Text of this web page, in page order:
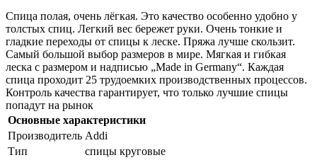
Спица полая, очень лёгкая. Это качество особенно удобно у
толстых спиц. Легкий вес бережет руки. Очень тонкие и
гладкие переходы от спицы к леске. Пряжа лучше скользит.
Самый большой выбор размеров в мире. Мягкая и гибкая
леска с размером и надписью „Made in Germany“. Каждая
спица проходит 25 трудоемких производственных процессов.
Контроль качества гарантирует, что только лучшие спицы
попадут на рынок
Основные характеристики
Производитель Addi
Тип
спицы круговые